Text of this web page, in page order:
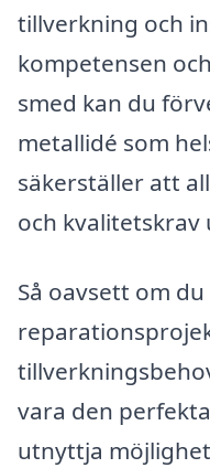
tillverkning och
kompetensen
smed kan du
metallidé som
säkerställer att
och kvalitetskrav
Så oavsett om
vara den
utnyttja